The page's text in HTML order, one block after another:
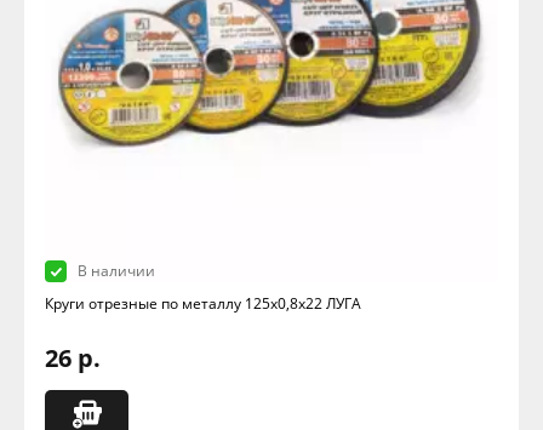
В наличии
Круги отрезные по металлу 125х0,8х22 ЛУГА
26 р.